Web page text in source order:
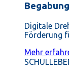
Digitale
Förderung
Mehr